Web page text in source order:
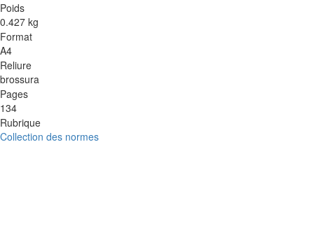
Poids
0.427 kg
Format
A4
Reliure
brossura
Pages
134
Rubrique
Collection des normes